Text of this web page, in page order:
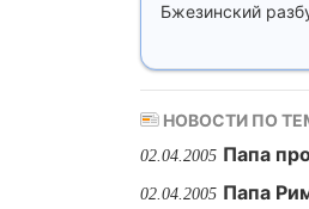
Бжезинский
НОВОСТИ ПО
02.04.2005 Папа
02.04.2005 Папа